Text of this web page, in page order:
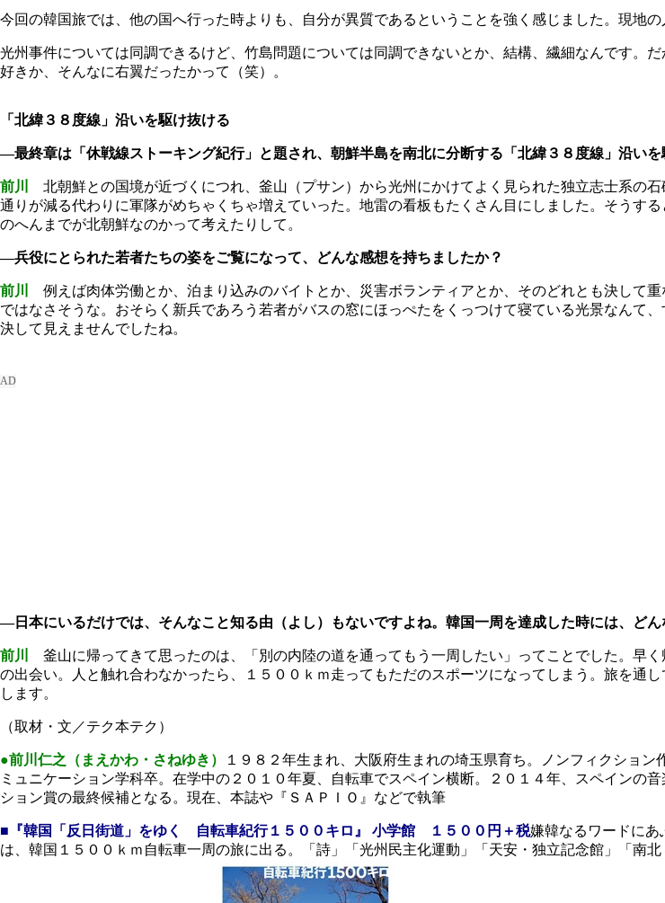
今回の韓国旅では、他の国へ行った時よりも、自分が異質であるということを強く感じました。現地
光州事件については同調できるけど、竹島問題については同調できないとか、結構、繊細なんです。
好きか、そんなに右翼だったかって（笑）。
「北緯３８度線」沿いを駆け抜ける
―最終章は「休戦線ストーキング紀行」と題され、朝鮮半島を南北に分断する「北緯３８度線」沿いを
前川
北朝鮮との国境が近づくにつれ、釜山（プサン）から光州にかけてよく見られた独立志士系の
通りが減る代わりに軍隊がめちゃくちゃ増えていった。地雷の看板もたくさん目にしました。そうす
のへんまでが北朝鮮なのかって考えたりして。
―兵役にとられた若者たちの姿をご覧になって、どんな感想を持ちましたか？
前川
例えば肉体労働とか、泊まり込みのバイトとか、災害ボランティアとか、そのどれとも決して
ではなさそうな。おそらく新兵であろう若者がバスの窓にほっぺたをくっつけて寝ている光景なんて
決して見えませんでしたね。
―日本にいるだけでは、そんなこと知る由（よし）もないですよね。韓国一周を達成した時には、どん
前川
釜山に帰ってきて思ったのは、「別の内陸の道を通ってもう一周したい」ってことでした。早
の出会い。人と触れ合わなかったら、１５００ｋｍ走ってもただのスポーツになってしまう。旅を通
します。
（取材・文／テク本テク）
●前川仁之（まえかわ・さねゆき）
１９８２年生まれ、大阪府生まれの埼玉県育ち。ノンフィクショ
ミュニケーション学科卒。在学中の２０１０年夏、自転車でスペイン横断。２０１４年、スペインの
ション賞の最終候補となる。現在、本誌や『ＳＡＰＩＯ』などで執筆
■『韓国「反日街道」をゆく 自転車紀行１５００キロ』 小学館 １５００円＋税嫌韓なるワードにあ
は、韓国１５００ｋｍ自転車一周の旅に出る。「詩」「光州民主化運動」「天安・独立記念館」「